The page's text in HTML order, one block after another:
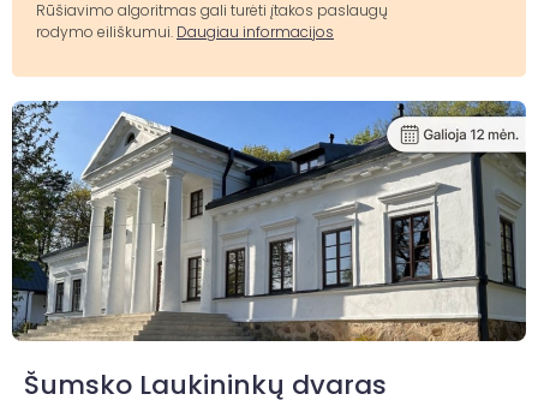
Rūšiavimo algoritmas gali turėti įtakos paslaugų
rodymo eiliškumui. Daugiau informacijos
Šumsko Laukininkų dvaras